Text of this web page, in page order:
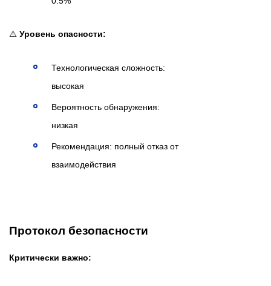
⚠️ Уровень опасности:
Технологическая сложность:
высокая
Вероятность обнаружения:
низкая
Рекомендация: полный отказ от
взаимодействия
Протокол безопасности
Критически важно: